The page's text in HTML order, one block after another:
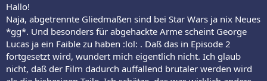
Hallo!
Naja, abgetrennte Gliedmaßen sind bei Star Wars ja nix Neues
*gg*. Und besonders für abgehackte Arme scheint George
Lucas ja ein Faible zu haben :lol: . Daß das in Episode 2
fortgesetzt wird, wundert mich eigentlich nicht. Ich glaub
nicht, daß der Film dadurch auffallend brutaler werden wird